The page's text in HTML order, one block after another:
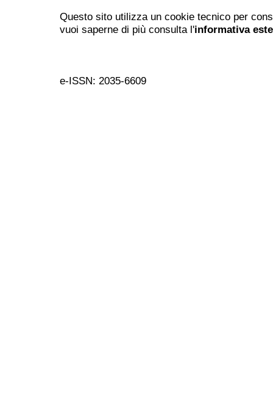
Questo sito utilizza un cookie tecnico per
vuoi saperne di più consulta l'informativa
e-ISSN: 2035-6609